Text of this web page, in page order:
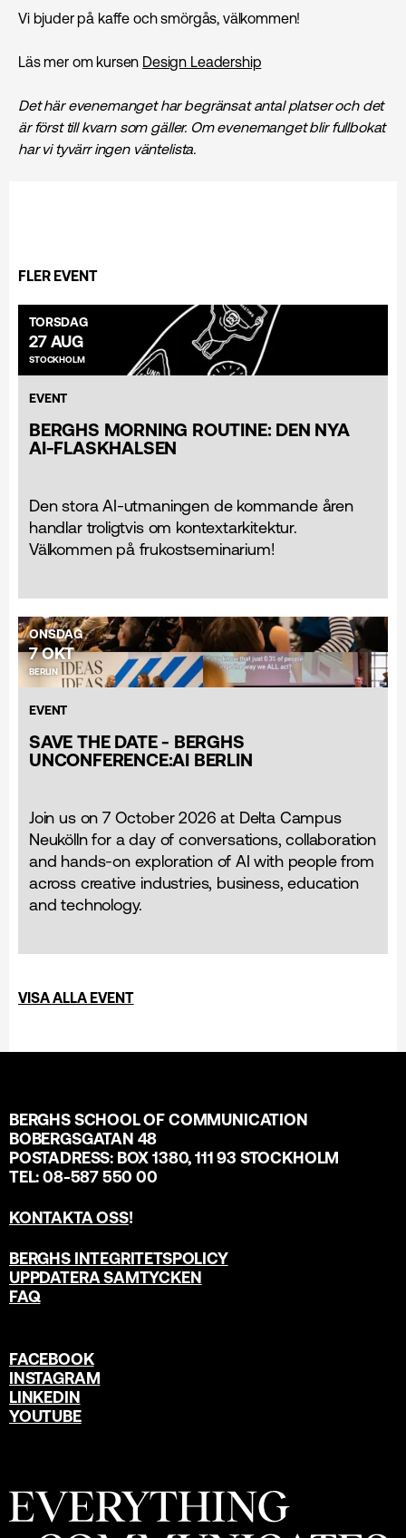
Vi bjuder på kaffe och smörgås, välkommen!
Läs mer om kursen Design Leadership
Det här evenemanget har begränsat antal platser och det
är först till kvarn som gäller. Om evenemanget blir fullbokat
har vi tyvärr ingen väntelista.
FLER EVENT
TORSDAG
27 AUG
STOCKHOLM
EVENT
BERGHS MORNING ROUTINE: DEN NYA
AI-FLASKHALSEN
Den stora AI-utmaningen de kommande åren
handlar troligtvis om kontextarkitektur.
Välkommen på frukostseminarium!
ONSDAG
7 OKT
BERLIN
EVENT
SAVE THE DATE - BERGHS
UNCONFERENCE:AI BERLIN
Join us on 7 October 2026 at Delta Campus
Neukölln for a day of conversations, collaboration
and hands-on exploration of AI with people from
across creative industries, business, education
and technology.
VISA ALLA EVENT
BERGHS SCHOOL OF COMMUNICATION
BOBERGSGATAN 48
POSTADRESS: BOX 1380, 111 93 STOCKHOLM
TEL: 08-587 550 00
KONTAKTA OSS!
BERGHS INTEGRITETSPOLICY
UPPDATERA SAMTYCKEN
FAQ
FACEBOOK
INSTAGRAM
LINKEDIN
YOUTUBE